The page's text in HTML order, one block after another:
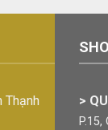
Thạnh
>
P.15,